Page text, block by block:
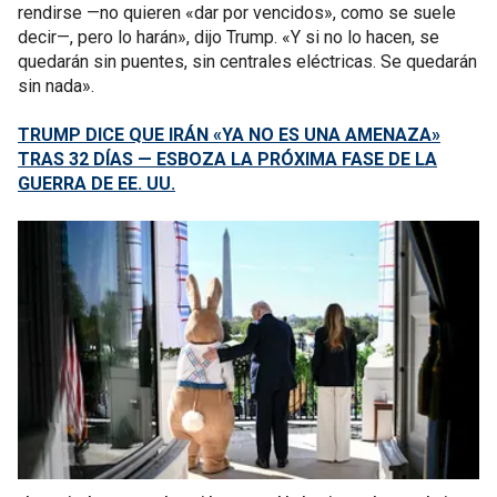
rendirse —no quieren «dar por vencidos», como se suele
decir—, pero lo harán», dijo Trump. «Y si no lo hacen, se
quedarán sin puentes, sin centrales eléctricas. Se quedarán
sin nada».
TRUMP DICE QUE IRÁN «YA NO ES UNA AMENAZA»
TRAS 32 DÍAS — ESBOZA LA PRÓXIMA FASE DE LA
GUERRA DE EE. UU.